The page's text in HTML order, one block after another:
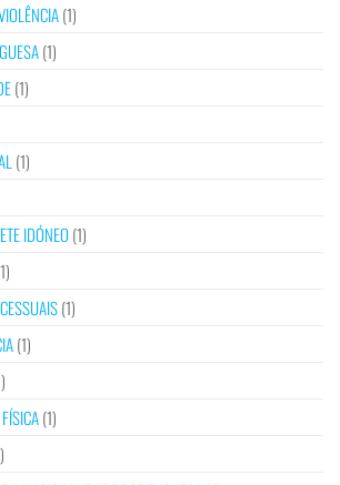
(1)
(1)
(1)
(1)
IDÓNEO (1)
(1)
(1)
(1)